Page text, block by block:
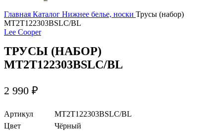
Главная Каталог Нижнее белье, носки Трусы (набор)
MT2T122303BSLC/BL
Lee Cooper
ТРУСЫ (НАБОР)
MT2T122303BSLC/BL
2 990 ₽
Артикул
MT2T122303BSLC/BL
Цвет
Чёрный